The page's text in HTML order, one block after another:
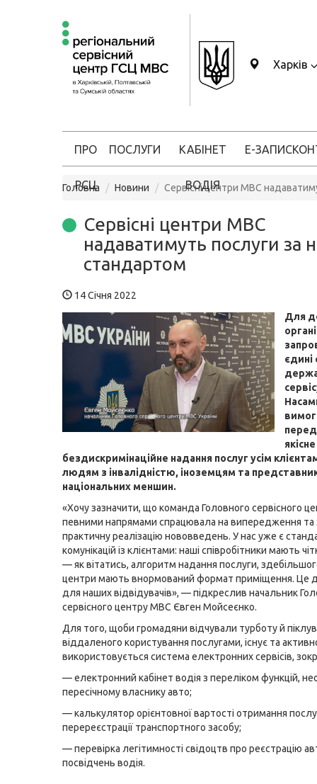
Харків
ПРО
РСЦ
ПОСЛУГИ КАБІНЕТ
ВОДІЯ
Е-ЗАПИС
Головна Новини Сервісні центри МВС
Сервісні центри МВС
надаватимуть послуги за
стандартом
14 Січня 2022
Для
єдині
бездискримінаційне надання послуг усім
людям з інвалідністю, іноземцям та
національних меншин.
«Хочу зазначити, що команда Головного сервісного
певними напрямами спрацювала на випередження та
практичну реалізацію нововведень. У нас уже є
комунікацій із клієнтами: наші співробітники мають
— як вітатись, алгоритм надання послуги,
центри мають внормований формат приміщення. Це
для наших відвідувачів», — підкреслив начальник
сервісного центру МВС Євген Мойсеєнко.
Для того, щоби громадяни відчували турботу й
віддаленого користування послугами, існує та
використовується система електронних сервісів,
— електронний кабінет водія з переліком функцій,
пересічному власнику авто;
— калькулятор орієнтовної вартості отримання
перереєстрації транспортного засобу;
— перевірка легітимності свідоцтв про реєстрацію
посвідчень водія.